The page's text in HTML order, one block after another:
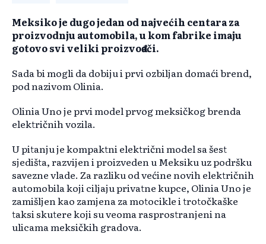
Meksiko je dugo jedan od najvećih centara za
proizvodnju automobila, u kom fabrike imaju
gotovo svi veliki proizvođači.
Sada bi mogli da dobiju i prvi ozbiljan domaći brend,
pod nazivom Olinia.
Olinia Uno je prvi model prvog meksičkog brenda
električnih vozila.
U pitanju je kompaktni električni model sa šest
sjedišta, razvijen i proizveden u Meksiku uz podršku
savezne vlade. Za razliku od većine novih električnih
automobila koji ciljaju privatne kupce, Olinia Uno je
zamišljen kao zamjena za motocikle i trotočkaške
taksi skutere koji su veoma rasprostranjeni na
ulicama meksičkih gradova.